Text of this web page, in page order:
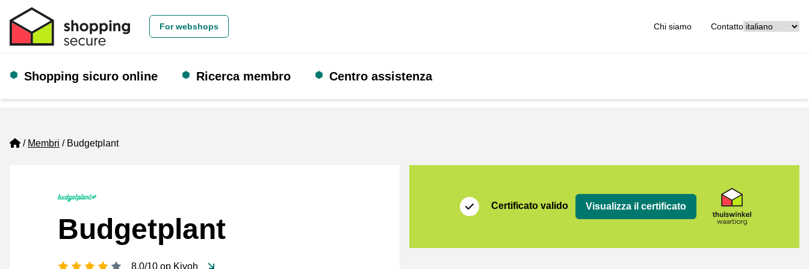
For webshops Chi siamo Contatto
Shopping sicuro online Ricerca membro Centro assistenza
Home
Membri Budgetplant
Budgetplant
[_General:NumberOfStarsPluralFormat]
8,0/10 op Kiyoh
Certificato valido Visualizza il certificato